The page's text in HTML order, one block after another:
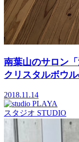
南葉山のサロン
クリスタルボウ
2018.11.14
スタジオ STUDIO